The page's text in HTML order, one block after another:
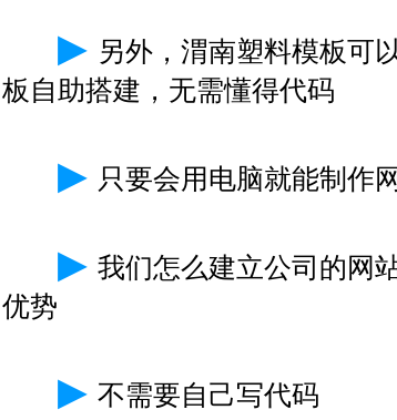
▶ 另外，渭南塑料模板可
板自助搭建，无需懂得代码
▶ 只要会用电脑就能制作
▶ 我们怎么建立公司的网
优势
▶ 不需要自己写代码